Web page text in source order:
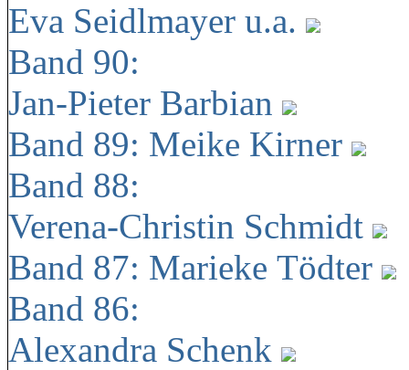
Eva Seidlmayer u.a.
Band 90:
Jan-Pieter Barbian
Band 89: Meike Kirner
Band 88:
Verena-Christin Schmidt
Band 87: Marieke Tödter
Band 86:
Alexandra Schenk